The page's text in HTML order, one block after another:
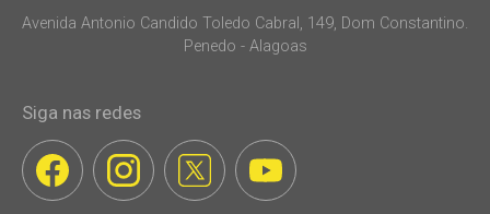
Avenida Antonio Candido Toledo Cabral, 149, Dom Constantino.
Penedo - Alagoas
Siga nas redes